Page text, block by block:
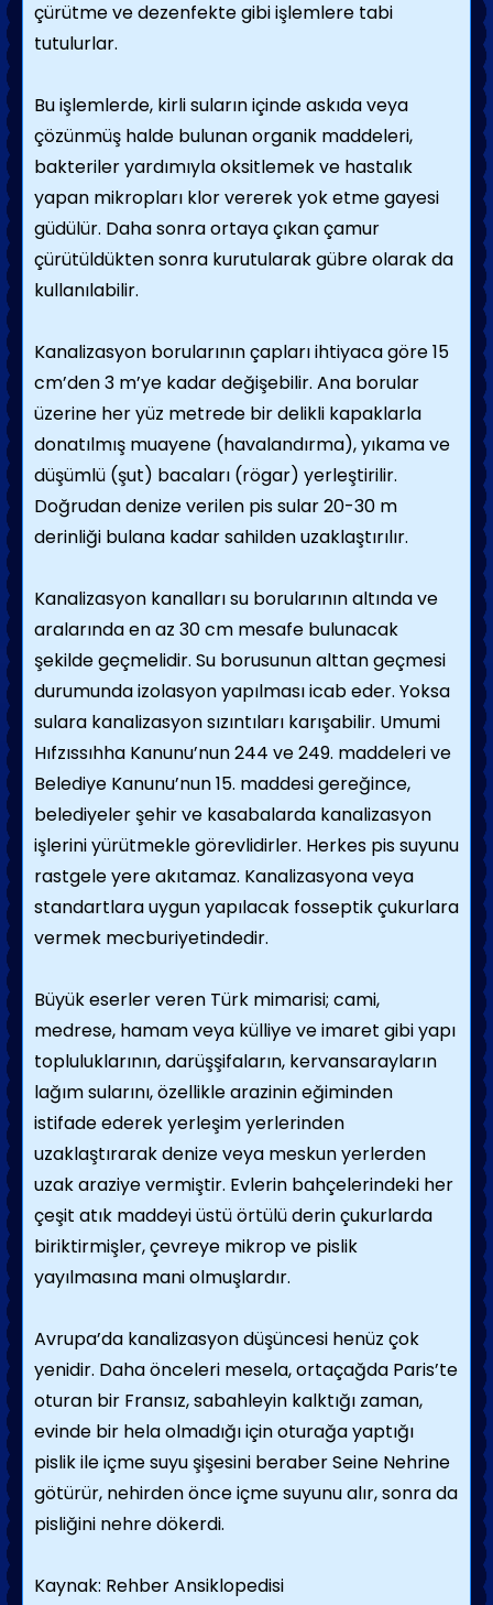
çürütme ve dezenfekte gibi işlemlere tabi
tutulurlar.
Bu işlemlerde, kirli suların içinde askıda veya
çözünmüş halde bulunan organik maddeleri,
bakteriler yardımıyla oksitlemek ve hastalık
yapan mikropları klor vererek yok etme gayesi
güdülür. Daha sonra ortaya çıkan çamur
çürütüldükten sonra kurutularak gübre olarak da
kullanılabilir.
Kanalizasyon borularının çapları ihtiyaca göre 15
cm’den 3 m’ye kadar değişebilir. Ana borular
üzerine her yüz metrede bir delikli kapaklarla
donatılmış muayene (havalandırma), yıkama ve
düşümlü (şut) bacaları (rögar) yerleştirilir.
Doğrudan denize verilen pis sular 20-30 m
derinliği bulana kadar sahilden uzaklaştırılır.
Kanalizasyon kanalları su borularının altında ve
aralarında en az 30 cm mesafe bulunacak
şekilde geçmelidir. Su borusunun alttan geçmesi
durumunda izolasyon yapılması icab eder. Yoksa
sulara kanalizasyon sızıntıları karışabilir. Umumi
Hıfzıssıhha Kanunu’nun 244 ve 249. maddeleri ve
Belediye Kanunu’nun 15. maddesi gereğince,
belediyeler şehir ve kasabalarda kanalizasyon
işlerini yürütmekle görevlidirler. Herkes pis suyunu
rastgele yere akıtamaz. Kanalizasyona veya
standartlara uygun yapılacak fosseptik çukurlara
vermek mecburiyetindedir.
Büyük eserler veren Türk mimarisi; cami,
medrese, hamam veya külliye ve imaret gibi yapı
topluluklarının, darüşşifaların, kervansarayların
lağım sularını, özellikle arazinin eğiminden
istifade ederek yerleşim yerlerinden
uzaklaştırarak denize veya meskun yerlerden
uzak araziye vermiştir. Evlerin bahçelerindeki her
çeşit atık maddeyi üstü örtülü derin çukurlarda
biriktirmişler, çevreye mikrop ve pislik
yayılmasına mani olmuşlardır.
Avrupa’da kanalizasyon düşüncesi henüz çok
yenidir. Daha önceleri mesela, ortaçağda Paris’te
oturan bir Fransız, sabahleyin kalktığı zaman,
evinde bir hela olmadığı için oturağa yaptığı
pislik ile içme suyu şişesini beraber Seine Nehrine
götürür, nehirden önce içme suyunu alır, sonra da
pisliğini nehre dökerdi.
Kaynak: Rehber Ansiklopedisi